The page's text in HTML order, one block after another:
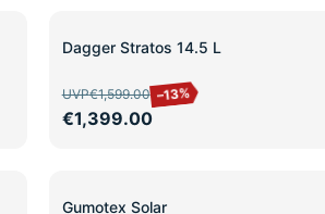
SALE
Dagger Stratos 14.5 L
UVP€1,599.00 –13%
€1,399.00
SALE
Gumotex Solar